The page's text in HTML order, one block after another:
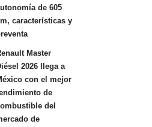
de 605
características y
Master
2026 llega a
con el mejor
de
del
de